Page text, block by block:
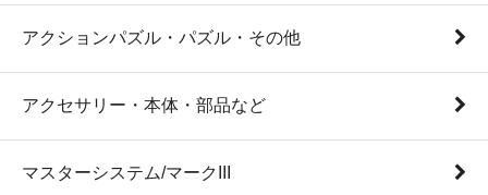
アクションパズル・パズル・その他
アクセサリー・本体・部品など
マスターシステム/マークIII